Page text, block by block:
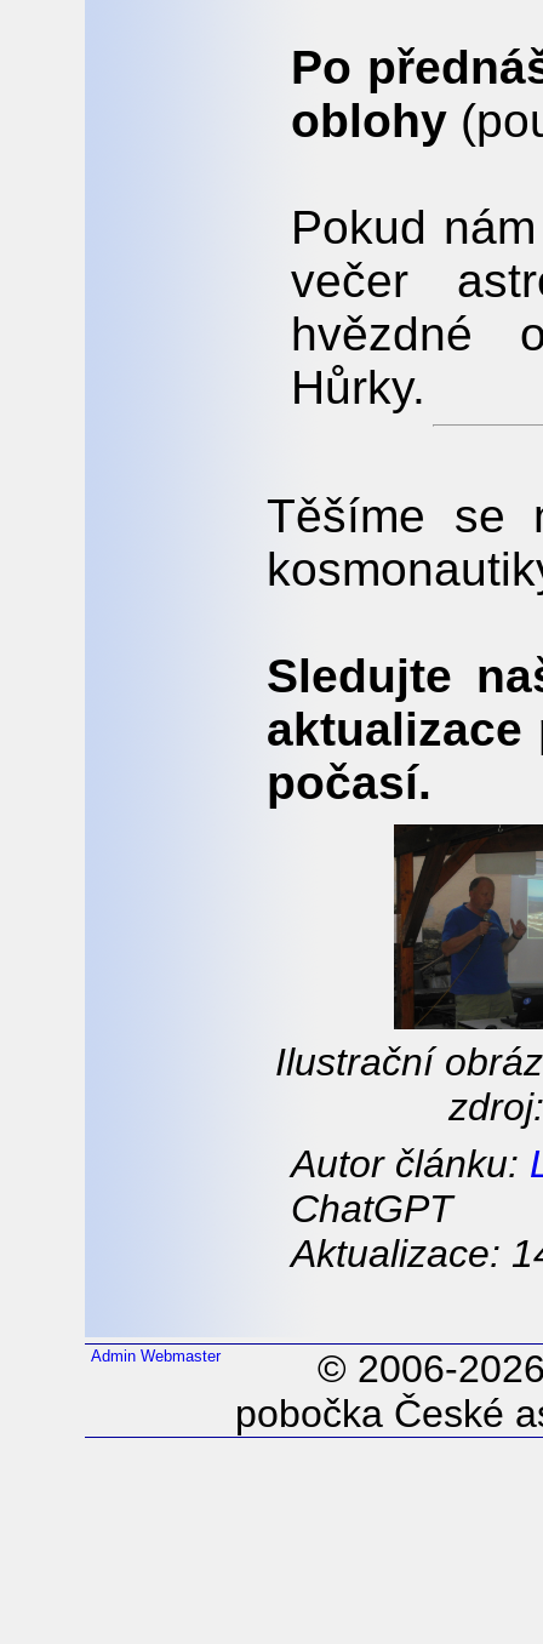
Po
oblohy
Pokud
večer
hvězdné
Hůrky.
Těšíme se
Sledujte
počasí.
Ilustrační
Autor článku:
ChatGPT
Aktualizace:
Admin Webmaster
© 2006-
pobočka České